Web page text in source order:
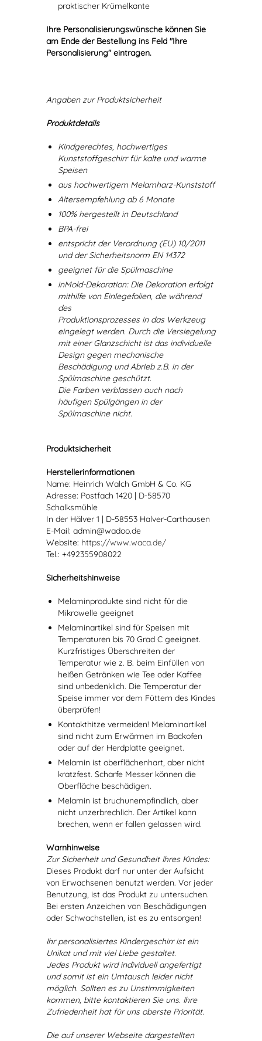
praktischer Krümelkante
Ihre Personalisierungswünsche können Sie
am Ende der Bestellung ins Feld "Ihre
Personalisierung" eintragen.
Angaben zur Produktsicherheit
Produktdetails
Kindgerechtes, hochwertiges
Kunststoffgeschirr für kalte und warme
Speisen
aus hochwertigem Melamharz-Kunststoff
Altersempfehlung ab 6 Monate
100% hergestellt in Deutschland
BPA-frei
entspricht der Verordnung (EU) 10/2011
und der Sicherheitsnorm EN 14372
geeignet für die Spülmaschine
inMold-Dekoration: Die Dekoration erfolgt
mithilfe von Einlegefolien, die während
des
Produktionsprozesses in das Werkzeug
eingelegt werden. Durch die Versiegelung
mit einer Glanzschicht ist das individuelle
Design gegen mechanische
Beschädigung und Abrieb z.B. in der
Spülmaschine geschützt.
Die Farben verblassen auch nach
häufigen Spülgängen in der
Spülmaschine nicht.
Produktsicherheit
Herstellerinformationen
Name: Heinrich Walch GmbH & Co. KG
Adresse: Postfach 1420 | D-58570
Schalksmühle
In der Hälver 1 | D-58553 Halver-Carthausen
E-Mail: admin@wadoo.de
Website: https://www.waca.de/
Tel.: +492355908022
Sicherheitshinweise
Melaminprodukte sind nicht für die
Mikrowelle geeignet
Melaminartikel sind für Speisen mit
Temperaturen bis 70 Grad C geeignet.
Kurzfristiges Überschreiten der
Temperatur wie z. B. beim Einfüllen von
heißen Getränken wie Tee oder Kaffee
sind unbedenklich. Die Temperatur der
Speise immer vor dem Füttern des Kindes
überprüfen!
Kontakthitze vermeiden! Melaminartikel
sind nicht zum Erwärmen im Backofen
oder auf der Herdplatte geeignet.
Melamin ist oberflächenhart, aber nicht
kratzfest. Scharfe Messer können die
Oberfläche beschädigen.
Melamin ist bruchunempfindlich, aber
nicht unzerbrechlich. Der Artikel kann
brechen, wenn er fallen gelassen wird.
Warnhinweise
Zur Sicherheit und Gesundheit Ihres Kindes:
Dieses Produkt darf nur unter der Aufsicht
von Erwachsenen benutzt werden. Vor jeder
Benutzung, ist das Produkt zu untersuchen.
Bei ersten Anzeichen von Beschädigungen
oder Schwachstellen, ist es zu entsorgen!
Ihr personalisiertes Kindergeschirr ist ein
Unikat und mit viel Liebe gestaltet.
Jedes Produkt wird individuell angefertigt
und somit ist ein Umtausch leider nicht
möglich. Sollten es zu Unstimmigkeiten
kommen, bitte kontaktieren Sie uns. Ihre
Zufriedenheit hat für uns oberste Priorität.
Die auf unserer Webseite dargestellten